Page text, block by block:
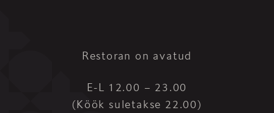
Restoran on avatud
E-L 12.00 – 23.00
(Köök suletakse 22.00)